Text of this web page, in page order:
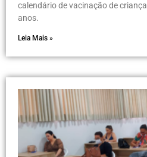
calendário de vacinação de
anos.
Leia Mais »